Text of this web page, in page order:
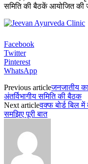
समिति की बैठकें आयोजित की
Facebook
Twitter
Pinterest
WhatsApp
Previous articleजनजातीय
अंतर्विभागीय समिति की बैठक
Next articleवक्फ बोर्ड बिल
समझिए पूरी बात